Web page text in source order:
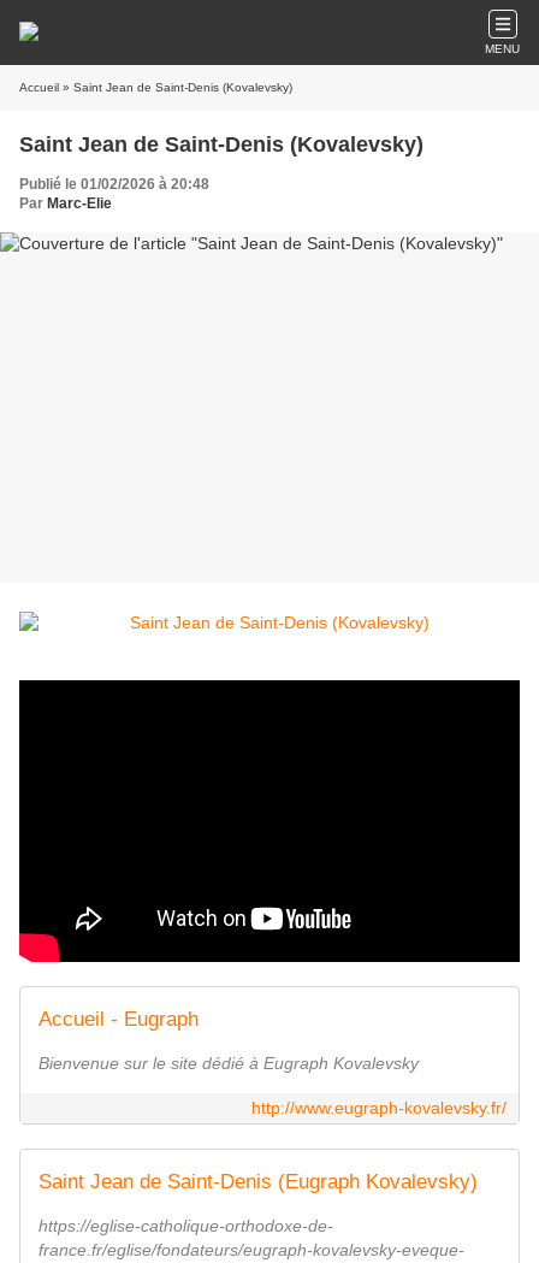
MENU
Accueil » Saint Jean de Saint-Denis (Kovalevsky)
Saint Jean de Saint-Denis (Kovalevsky)
Publié le 01/02/2026 à 20:48
Par Marc-Elie
Accueil - Eugraph
Bienvenue sur le site dédié à Eugraph Kovalevsky
http://www.eugraph-kovalevsky.fr/
Saint Jean de Saint-Denis (Eugraph Kovalevsky)
https://eglise-catholique-orthodoxe-de-
france.fr/eglise/fondateurs/eugraph-kovalevsky-eveque-